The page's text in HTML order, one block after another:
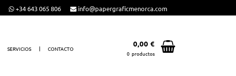
+34 643 065 806 info@papergraficmenorca.com
SERVICIOS CONTACTO
0,00 €
0 productos